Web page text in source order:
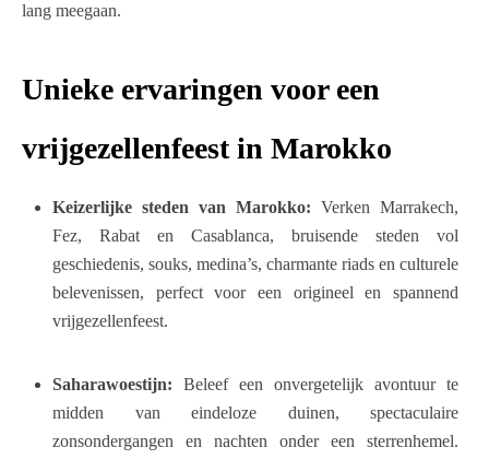
lang meegaan.
Unieke ervaringen voor een
vrijgezellenfeest in Marokko
Keizerlijke steden van Marokko: Verken Marrakech,
Fez, Rabat en Casablanca, bruisende steden vol
geschiedenis, souks, medina’s, charmante riads en culturele
belevenissen, perfect voor een origineel en spannend
vrijgezellenfeest.
Saharawoestijn: Beleef een onvergetelijk avontuur te
midden van eindeloze duinen, spectaculaire
zonsondergangen en nachten onder een sterrenhemel.